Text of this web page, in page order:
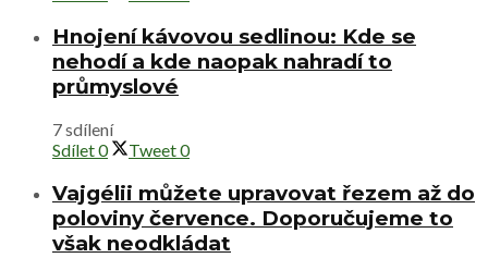
Hnojení kávovou sedlinou: Kde se
nehodí a kde naopak nahradí to
průmyslové
7 sdílení
Sdílet0 Tweet0
Vajgélii můžete upravovat řezem až do
poloviny července. Doporučujeme to
však neodkládat